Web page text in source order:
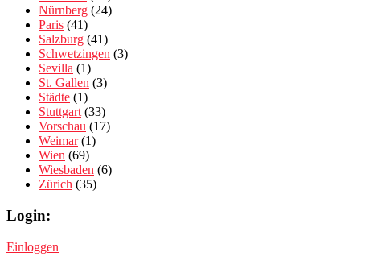
Nürnberg (24)
Paris (41)
Salzburg (41)
Schwetzingen (3)
Sevilla (1)
St. Gallen (3)
Städte (1)
Stuttgart (33)
Vorschau (17)
Weimar(1)
Wien (69)
Wiesbaden (6)
Zürich (35)
Login:
Einloggen